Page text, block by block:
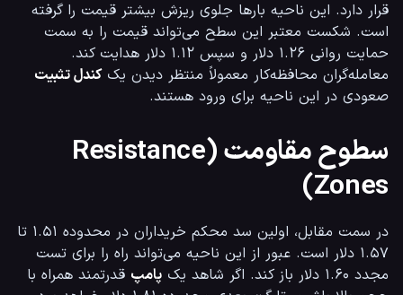
معامله‌گران محافظه‌کار معمولاً منتظر دیدن یک
کندل تثبیت
صعودی در این ناحیه برای ورود هستند.
سطوح مقاومت (Resistance
Zones)
مجدد ۱.۶۰ دلار باز کند. اگر شاهد یک
پامپ